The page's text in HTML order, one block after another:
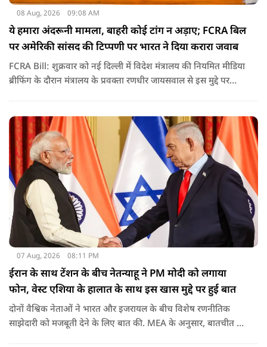
08 Aug, 2026 09:08 AM
ये हमारा अंदरूनी मामला, बाहरी कोई टांग न अड़ाए; FCRA बिल
पर अमेरिकी सांसद की टिप्पणी पर भारत ने दिया करारा जवाब
FCRA Bill: शुक्रवार को नई दिल्ली में विदेश मंत्रालय की नियमित मीडिया
ब्रीफिंग के दौरान मंत्रालय के प्रवक्ता रणधीर जायसवाल से इस मुद्दे पर
की संसद करती है.
07 Aug, 2026 08:11 PM
ईरान के साथ टेंशन के बीच नेतन्याहू ने PM मोदी को लगाया
फोन, वेस्ट एशिया के हालात के साथ इस खास मुद्दे पर हुई बात
दोनों वैश्विक नेताओं ने भारत और इजरायल के बीच विशेष रणनीतिक
साझेदारी को मजबूती देने के ल‍िए बात की. MEA के अनुसार, बातचीत की